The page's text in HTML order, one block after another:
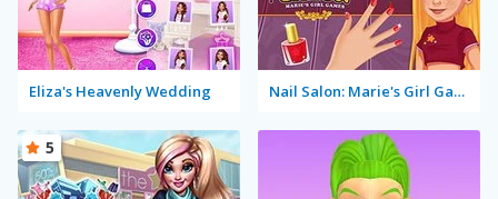
Eliza's Heavenly Wedding Nail Salon: Marie's Girl Games
5